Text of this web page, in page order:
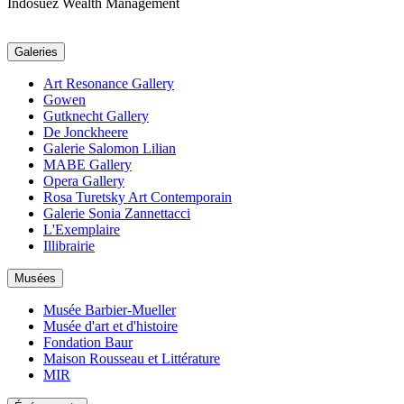
Indosuez Wealth Management
Galeries
Art Resonance Gallery
Gowen
Gutknecht Gallery
De Jonckheere
Galerie Salomon Lilian
MABE Gallery
Opera Gallery
Rosa Turetsky Art Contemporain
Galerie Sonia Zannettacci
L'Exemplaire
Illibrairie
Musées
Musée Barbier-Mueller
Musée d'art et d'histoire
Fondation Baur
Maison Rousseau et Littérature
MIR